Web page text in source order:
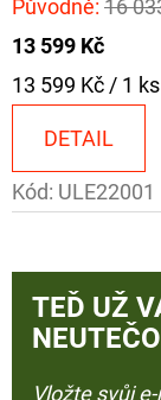
Původně: 16
13 599 Kč
Měrná
13 599 Kč / 1 ks
DETAIL
Kód: ULE22001
TEĎ UŽ
Vložte svůj